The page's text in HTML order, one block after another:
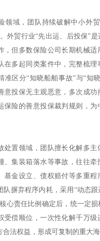
领域，团队持续破解中小外
外贸行业“先出运、后投保”
，但多数保险公司长期机械适
在多起同类案件中，完整梳理
准区分“知晓船舶事故”与“知
意投保无主观恶意，多次成功
保险的善意投保裁判规则，为
处置领域，团队擅长化解多主
、集装箱落水等事故，往往牵
基金设立、债权赔付等多重程
队摒弃程序内耗，采用“动态
心责任比例确定后，统一定
受偿顺位，一次性化解千万级
法权益，形成可复制的重大海